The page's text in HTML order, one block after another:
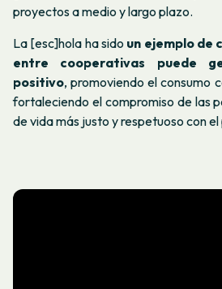
proyectos a medio y largo plazo.
La [esc]hola ha sido un ejemplo de
entre cooperativas puede
positivo, promoviendo el consumo
fortaleciendo el compromiso de las
de vida más justo y respetuoso con